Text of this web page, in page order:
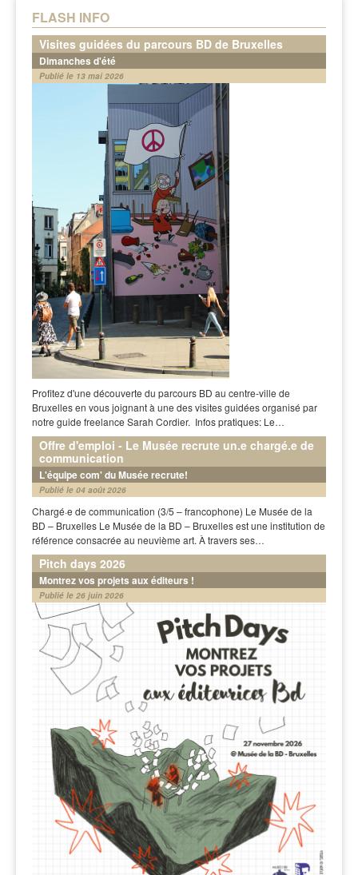
FLASH INFO
Visites guidées du parcours BD de Bruxelles
Dimanches d'été
Publié le 13 mai 2026
Profitez d'une découverte du parcours BD au centre-ville de
Bruxelles en vous joignant à une des visites guidées organisé par
notre guide freelance Sarah Cordier. Infos pratiques: Le…
Offre d'emploi - Le Musée recrute un.e chargé.e de
communication
L'équipe com' du Musée recrute!
Publié le 04 août 2026
Chargé·e de communication (3/5 – francophone) Le Musée de la
BD – Bruxelles Le Musée de la BD – Bruxelles est une institution de
référence consacrée au neuvième art. À travers ses…
Pitch days 2026
Montrez vos projets aux éditeurs !
Publié le 26 juin 2026